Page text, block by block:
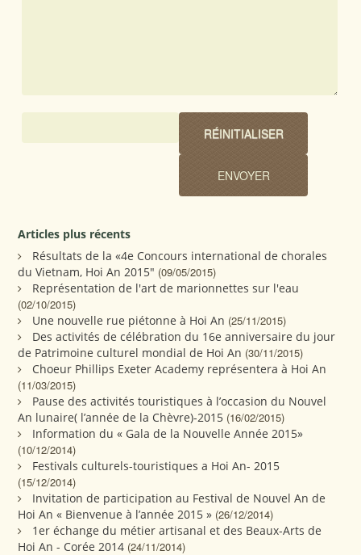
Articles plus récents
Résultats de la «4e Concours international de chorales
du Vietnam, Hoi An 2015" (09/05/2015)
Représentation de l'art de marionnettes sur l'eau
(02/10/2015)
Une nouvelle rue piétonne à Hoi An (25/11/2015)
Des activités de célébration du 16e anniversaire du jour
de Patrimoine culturel mondial de Hoi An (30/11/2015)
Choeur Phillips Exeter Academy représentera à Hoi An
(11/03/2015)
Pause des activités touristiques à l’occasion du Nouvel
An lunaire( l’année de la Chèvre)-2015 (16/02/2015)
Information du « Gala de la Nouvelle Année 2015»
(10/12/2014)
Festivals culturels-touristiques a Hoi An- 2015
(15/12/2014)
Invitation de participation au Festival de Nouvel An de
Hoi An « Bienvenue à l’année 2015 » (26/12/2014)
1er échange du métier artisanal et des Beaux-Arts de
Hoi An - Corée 2014 (24/11/2014)